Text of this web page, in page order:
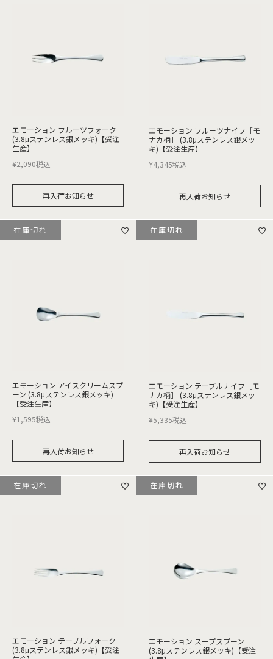
エモーション フルーツフォーク
(3.8μステンレス銀メッキ)【受注
生産】
¥2,090税込
再入荷お知らせ
エモーション フルーツナイフ［モ
ナカ柄］ (3.8μステンレス銀メッ
キ)【受注生産】
¥4,345税込
再入荷お知らせ
エモーション アイスクリームスプ
ーン (3.8μステンレス銀メッキ)
【受注生産】
¥1,595税込
再入荷お知らせ
在庫切れ
エモーション テーブルナイフ［モ
ナカ柄］ (3.8μステンレス銀メッ
キ)【受注生産】
¥5,335税込
再入荷お知らせ
在庫切れ
エモーション テーブルフォーク
(3.8μステンレス銀メッキ)【受注
在庫切れ
エモーション スープスプーン
(3.8μステンレス銀メッキ)【受注
在庫切れ